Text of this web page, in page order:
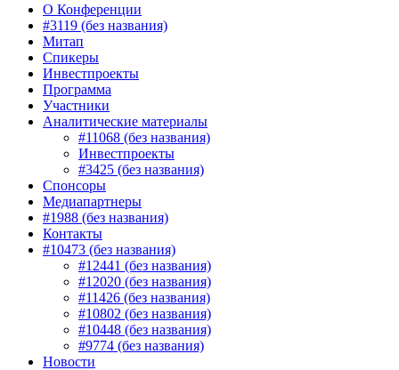
О Конференции
#3119 (без названия)
Митап
Спикеры
Инвестпроекты
Программа
Участники
Аналитические материалы
#11068 (без названия)
Инвестпроекты
#3425 (без названия)
Спонсоры
Медиапартнеры
#1988 (без названия)
Контакты
#10473 (без названия)
#12441 (без названия)
#12020 (без названия)
#11426 (без названия)
#10802 (без названия)
#10448 (без названия)
#9774 (без названия)
Новости